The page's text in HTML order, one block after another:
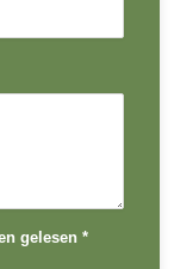
gelesen *